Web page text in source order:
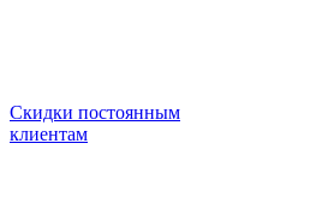
Скидки постоянным
клиентам